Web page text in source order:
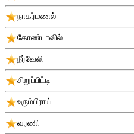
நாகர்மணல்
கோண்டாவில்
நீர்வேலி
சிறுப்பிட்டி
உரும்பிராய்
வரணி